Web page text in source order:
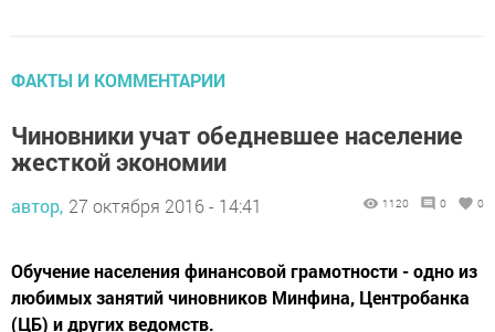
ФАКТЫ И КОММЕНТАРИИ
Чиновники учат обедневшее население
жесткой экономии
автор, 27 октября 2016 - 14:41 1120 0 0
Обучение населения финансовой грамотности - одно из
любимых занятий чиновников Минфина, Центробанка
(ЦБ) и других ведомств.